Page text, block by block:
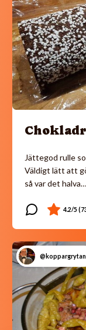
Jättegod rulle
Väldigt lätt att
så var det halva…
@koppargrytan